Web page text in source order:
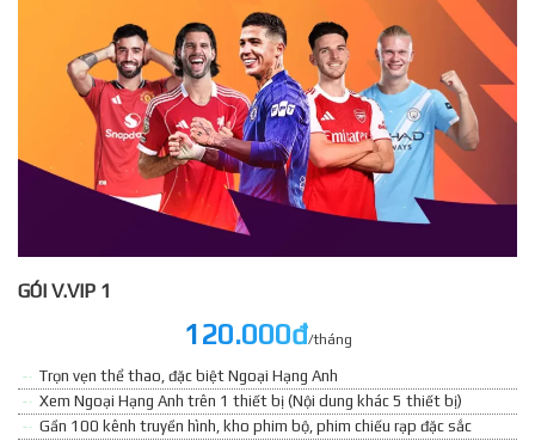
GÓI V.VIP 1
120.000đ/tháng
Trọn vẹn thể thao, đặc biệt Ngoại Hạng Anh
Xem Ngoại Hạng Anh trên 1 thiết bị (Nội dung khác 5 thiết bị)
Gần 100 kênh truyền hình, kho phim bộ, phim chiếu rạp đặc sắc